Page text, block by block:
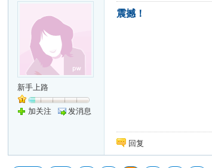
新手上路
加关注 发消息
震撼！
回复